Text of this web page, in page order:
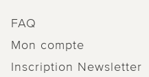
FAQ
Mon compte
Inscription Newsletter